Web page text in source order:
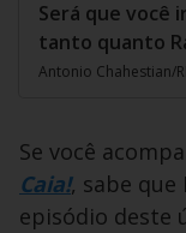
Será que você
tanto quanto
Antonio Chahestian/
Se você
Caia!, sabe que
episódio deste